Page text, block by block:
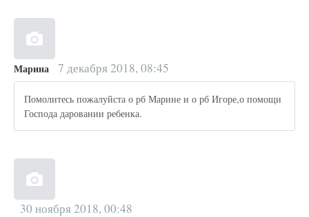
Марина 7 декабря 2018, 08:45
Помолитесь пожалуйста о рб Марине и о рб Игоре,о помощи
Господа даровании ребенка.
30 ноября 2018, 00:48